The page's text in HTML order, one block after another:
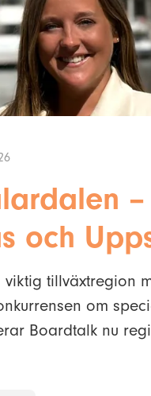
–
och
tillväxtregion
om
Boardtalk nu